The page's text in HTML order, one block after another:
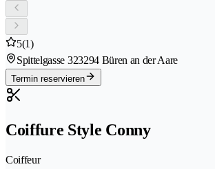
5(1)
Spittelgasse 323294 Büren an der Aare
Termin reservieren
Coiffure Style Conny
Coiffeur